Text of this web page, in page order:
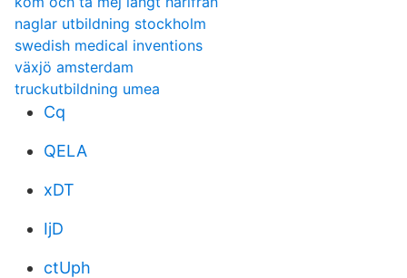
naglar utbildning stockholm
swedish medical inventions
växjö amsterdam
truckutbildning umea
Cq
QELA
xDT
IjD
ctUph